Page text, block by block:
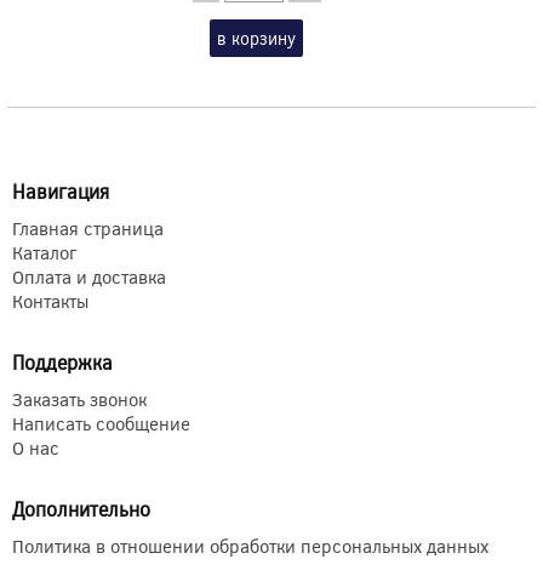
в корзину
Навигация
Главная страница
Каталог
Оплата и доставка
Контакты
Поддержка
Заказать звонок
Написать сообщение
О нас
Дополнительно
Политика в отношении обработки персональных данных